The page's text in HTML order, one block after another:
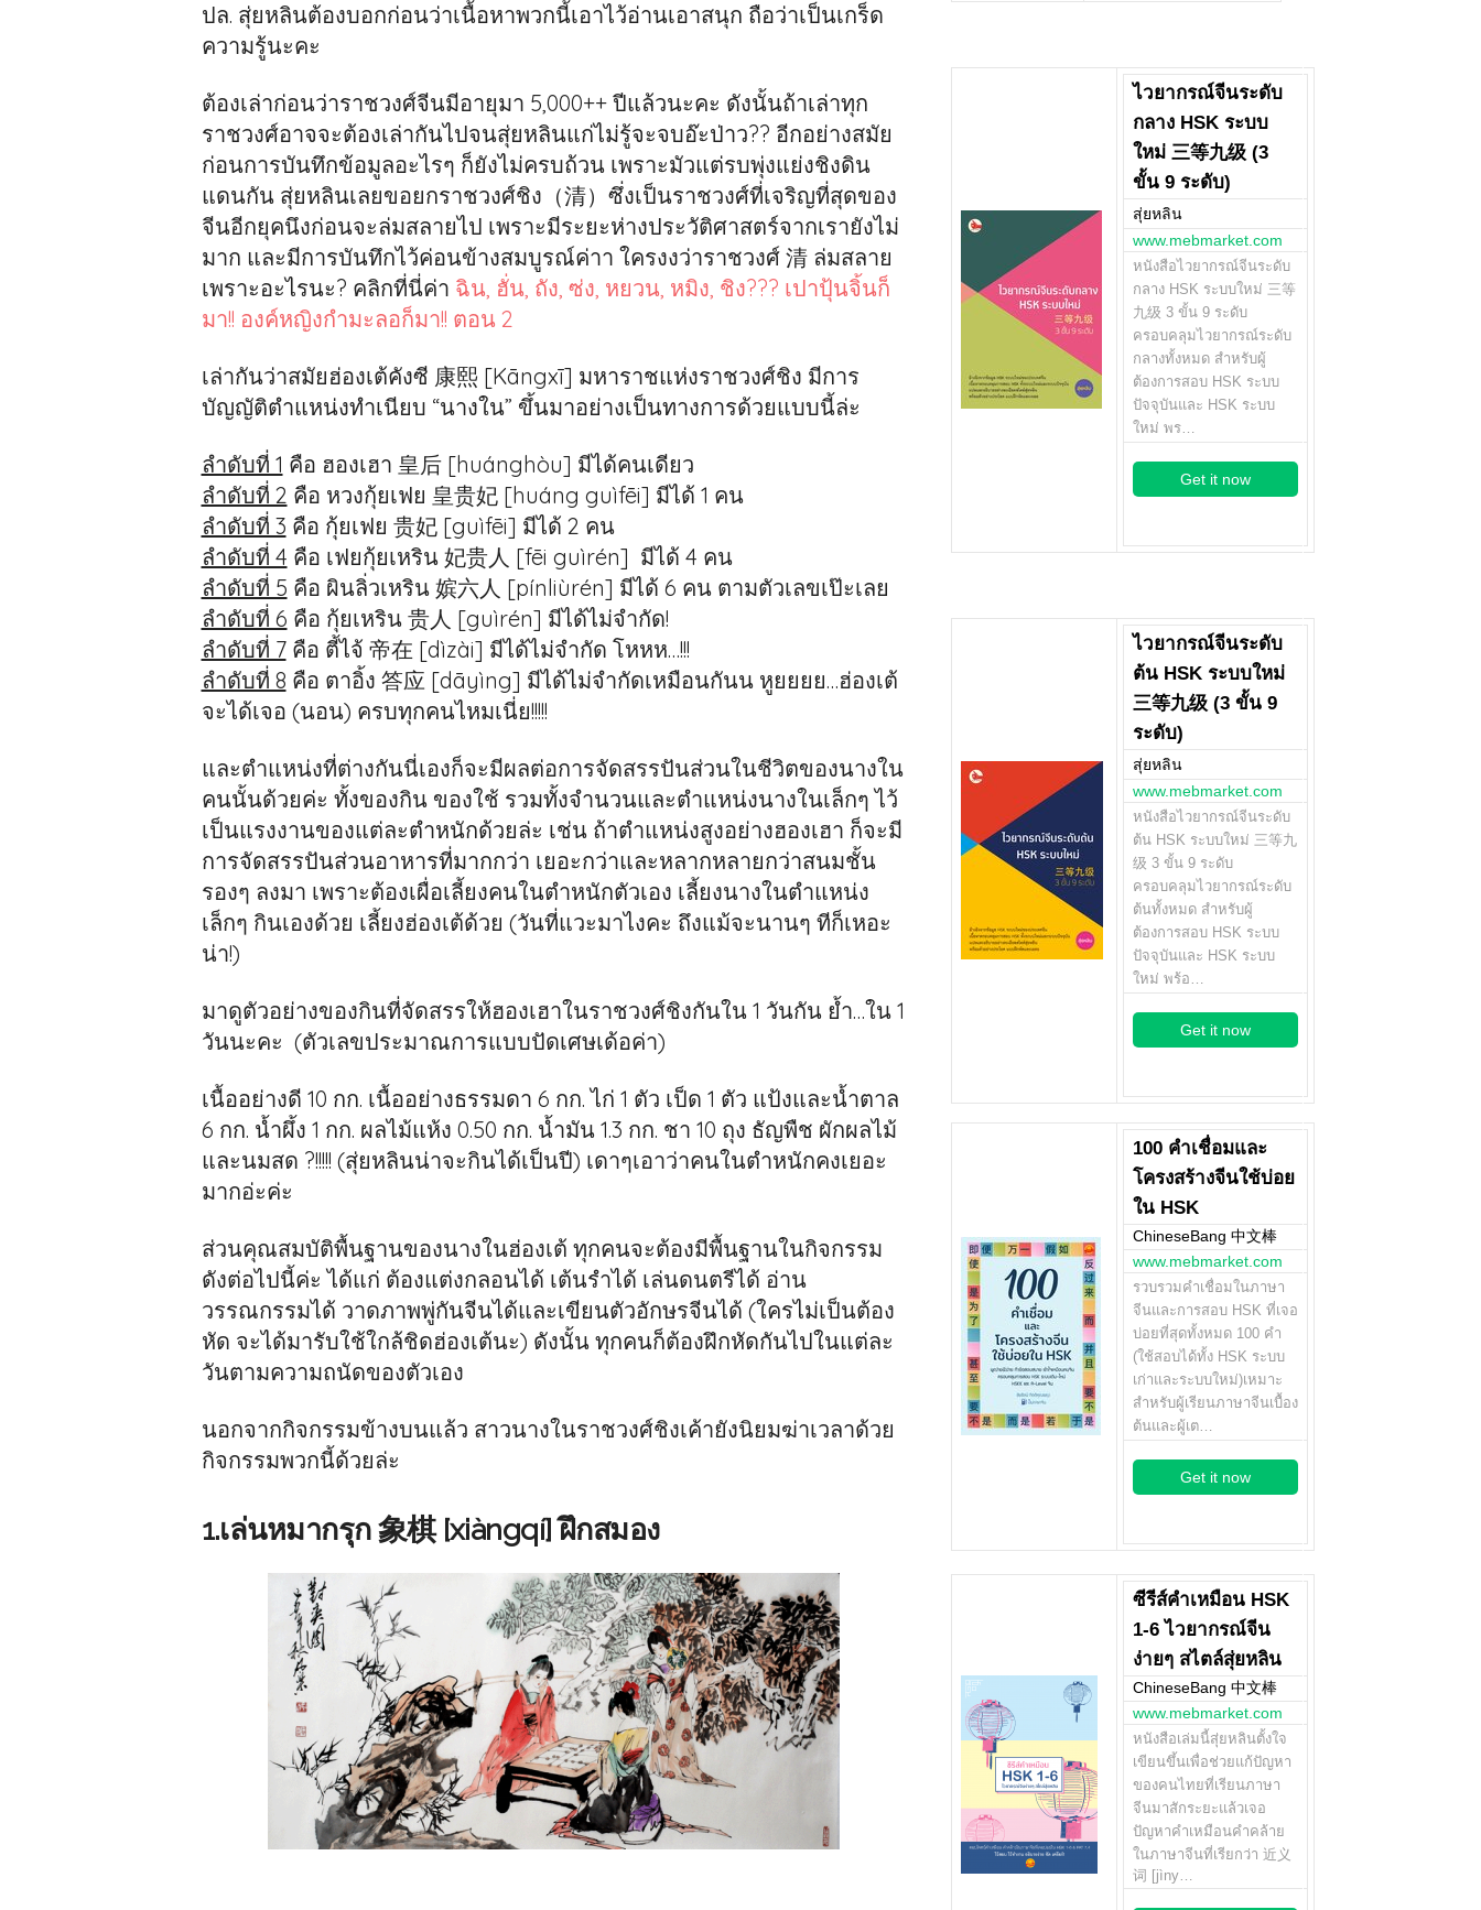
ปล. สุ่ยหลินต้องบอกก่อนว่าเนื้อหาพวกนี้เอาไว้อ่านเอาสนุก ถือว่าเป็นเกร็ด
ความรู้นะคะ
ต้องเล่าก่อนว่าราชวงศ์จีนมีอายุมา 5,000++ ปีแล้วนะคะ ดังนั้นถ้าเล่าทุก
ราชวงศ์อาจจะต้องเล่ากันไปจนสุ่ยหลินแก่ไม่รู้จะจบอ๊ะป่าว?? อีกอย่างสมัย
ก่อนการบันทึกข้อมูลอะไรๆ ก็ยังไม่ครบถ้วน เพราะมัวแต่รบพุ่งแย่งชิงดิน
แดนกัน สุ่ยหลินเลยขอยกราชวงศ์ชิง（清）ซึ่งเป็นราชวงศ์ที่เจริญที่สุดของ
จีนอีกยุคนึงก่อนจะล่มสลายไป เพราะมีระยะห่างประวัติศาสตร์จากเรายังไม่
มาก และมีการบันทึกไว้ค่อนข้างสมบูรณ์ค่าา ใครงงว่าราชวงศ์ 清 ล่มสลาย
เพราะอะไรนะ? คลิกที่นี่ค่า ฉิน, ฮั่น, ถัง, ซ่ง, หยวน, หมิง, ชิง??? เปาปุ้นจิ้นก็
มา!! องค์หญิงกำมะลอก็มา!! ตอน 2
เล่ากันว่าสมัยฮ่องเต้คังซี 康熙 [Kāngxī] มหาราชแห่งราชวงศ์ชิง มีการ
บัญญัติตำแหน่งทำเนียบ “นางใน” ขึ้นมาอย่างเป็นทางการด้วยแบบนี้ล่ะ
ลำดับที่ 1 คือ ฮองเฮา 皇后 [huánghòu] มีได้คนเดียว
ลำดับที่ 2 คือ หวงกุ้ยเฟย 皇贵妃 [huáng guìfēi] มีได้ 1 คน
ลำดับที่ 3 คือ กุ้ยเฟย 贵妃 [guìfēi] มีได้ 2 คน
ลำดับที่ 4 คือ เฟยกุ้ยเหริน 妃贵人 [fēi guìrén] มีได้ 4 คน
ลำดับที่ 5 คือ ผินลิ่วเหริน 嫔六人 [pínliùrén] มีได้ 6 คน ตามตัวเลขเป๊ะเลย
ลำดับที่ 6 คือ กุ้ยเหริน 贵人 [guìrén] มีได้ไม่จำกัด!
ลำดับที่ 7คือ ตี้ไจ้ 帝在 [dìzài] มีได้ไม่จำกัด โหหห…!!!
ลำดับที่ 8 คือ ตาอิ้ง 答应 [dāyìng] มีได้ไม่จำกัดเหมือนกันน หูยยยย…ฮ่องเต้
จะได้เจอ (นอน) ครบทุกคนไหมเนี่ย!!!!!
และตำแหน่งที่ต่างกันนี่เองก็จะมีผลต่อการจัดสรรปันส่วนในชีวิตของนางใน
คนนั้นด้วยค่ะ ทั้งของกิน ของใช้ รวมทั้งจำนวนและตำแหน่งนางในเล็กๆ ไว้
เป็นแรงงานของแต่ละตำหนักด้วยล่ะ เช่น ถ้าตำแหน่งสูงอย่างฮองเฮา ก็จะมี
การจัดสรรปันส่วนอาหารที่มากกว่า เยอะกว่าและหลากหลายกว่าสนมชั้น
รองๆ ลงมา เพราะต้องเผื่อเลี้ยงคนในตำหนักตัวเอง เลี้ยงนางในตำแหน่ง
เล็กๆ กินเองด้วย เลี้ยงฮ่องเต้ด้วย (วันที่แวะมาไงคะ ถึงแม้จะนานๆ ทีก็เหอะ
น่า!)
มาดูตัวอย่างของกินที่จัดสรรให้ฮองเฮาในราชวงศ์ชิงกันใน 1 วันกัน ย้ำ…ใน 1
วันนะคะ (ตัวเลขประมาณการแบบปัดเศษเด้อค่า)
เนื้ออย่างดี 10 กก. เนื้ออย่างธรรมดา 6 กก. ไก่ 1 ตัว เป็ด 1 ตัว แป้งและน้ำตาล
6 กก. น้ำผึ้ง 1 กก. ผลไม้แห้ง 0.50 กก. น้ำมัน 1.3 กก. ชา 10 ถุง ธัญพืช ผักผลไม้
และนมสด ?!!!!! (สุ่ยหลินน่าจะกินได้เป็นปี) เดาๆเอาว่าคนในตำหนักคงเยอะ
มากอ่ะค่ะ
ส่วนคุณสมบัติพื้นฐานของนางในฮ่องเต้ ทุกคนจะต้องมีพื้นฐานในกิจกรรม
ดังต่อไปนี้ค่ะ ได้แก่ ต้องแต่งกลอนได้ เต้นรำได้ เล่นดนตรีได้ อ่าน
วรรณกรรมได้ วาดภาพพู่กันจีนได้และเขียนตัวอักษรจีนได้ (ใครไม่เป็นต้อง
หัด จะได้มารับใช้ใกล้ชิดฮ่องเต้นะ) ดังนั้น ทุกคนก็ต้องฝึกหัดกันไปในแต่ละ
วันตามความถนัดของตัวเอง
นอกจากกิจกรรมข้างบนแล้ว สาวนางในราชวงศ์ชิงเค้ายังนิยมฆ่าเวลาด้วย
กิจกรรมพวกนี้ด้วยล่ะ
1.เล่นหมากรุก 象棋 [xiàngqí] ฝึกสมอง
ไวยากรณ์จีนระดับ
กลาง HSK ระบบ
ใหม่ 三等九级 (3
ขั้น 9 ระดับ)
สุ่ยหลิน
www.mebmarket.com
หนังสือไวยากรณ์จีนระดับ
กลาง HSK ระบบใหม่ 三等
九级 3 ขั้น 9 ระดับ
ครอบคลุมไวยากรณ์ระดับ
กลางทั้งหมด สำหรับผู้
ต้องการสอบ HSK ระบบ
ปัจจุบันและ HSK ระบบ
ใหม่ พร…
Get it now
ไวยากรณ์จีนระดับ
ต้น HSK ระบบใหม่
三等九级 (3 ขั้น 9
ระดับ)
สุ่ยหลิน
www.mebmarket.com
หนังสือไวยากรณ์จีนระดับ
ต้น HSK ระบบใหม่ 三等九
级 3 ขั้น 9 ระดับ
ครอบคลุมไวยากรณ์ระดับ
ต้นทั้งหมด สำหรับผู้
ต้องการสอบ HSK ระบบ
ปัจจุบันและ HSK ระบบ
ใหม่ พร้อ…
Get it now
100 คำเชื่อมและ
โครงสร้างจีนใช้บ่อย
ใน HSK
ChineseBang 中文棒
www.mebmarket.com
รวบรวมคำเชื่อมในภาษา
จีนและการสอบ HSK ที่เจอ
บ่อยที่สุดทั้งหมด 100 คำ
(ใช้สอบได้ทั้ง HSK ระบบ
เก่าและระบบใหม่)เหมาะ
สำหรับผู้เรียนภาษาจีนเบื้อง
ต้นและผู้เต…
Get it now
ซีรีส์คำเหมือน HSK
1-6 ไวยากรณ์จีน
ง่ายๆ สไตล์สุ่ยหลิน
ChineseBang 中文棒
www.mebmarket.com
หนังสือเล่มนี้สุ่ยหลินตั้งใจ
เขียนขึ้นเพื่อช่วยแก้ปัญหา
ของคนไทยที่เรียนภาษา
จีนมาสักระยะแล้วเจอ
ปัญหาคำเหมือนคำคล้าย
ในภาษาจีนที่เรียกว่า 近义
词 [jìny…